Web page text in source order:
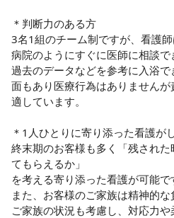
＊判断力のある方
3名1組のチーム制ですが、看護
病院のようにすぐに医師に相談
過去のデータなどを参考に入浴
面もあり医療行為はありません
適しています。
＊1人ひとりに寄り添った看護が
終末期のお客様も多く「残され
てもらえるか」
を考える寄り添った看護が可能で
また、お客様のご家族は精神的な
ご家族の状況も考慮し、対応力